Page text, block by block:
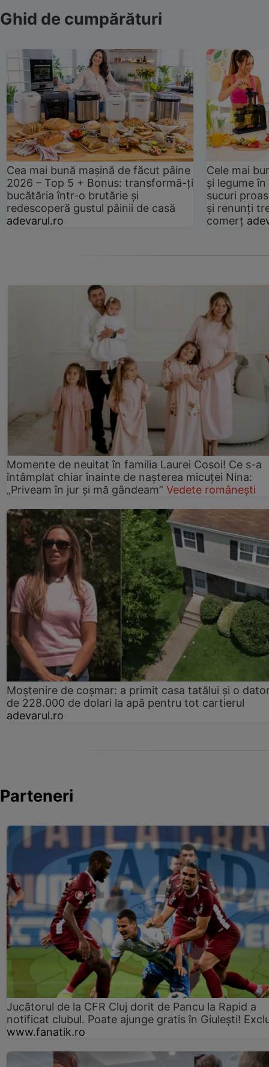
Ghid de cumpărături
Cea mai bună mașină de făcut pâine
2026 – Top 5 + Bonus: transformă-ți
bucătăria într-o brutărie și
redescoperă gustul pâinii de casă
adevarul.ro
Cele mai
și legume
sucuri
și renunți
comerț
Momente de neuitat în familia Laurei Cosoi! Ce s-a
întâmplat chiar înainte de nașterea micuței Nina:
„Priveam în jur și mă gândeam” Vedete românești
Moștenire de coșmar: a primit casa tatălui și o
de 228.000 de dolari la apă pentru tot cartierul
adevarul.ro
Parteneri
Jucătorul de la CFR Cluj dorit de Pancu la Rapid a
notificat clubul. Poate ajunge gratis în Giulești!
www.fanatik.ro